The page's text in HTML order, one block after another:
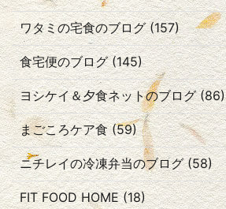
ワタミの宅食のブログ (157)
食宅便のブログ (145)
ヨシケイ＆夕食ネットのブログ (86)
まごころケア食 (59)
ニチレイの冷凍弁当のブログ (58)
FIT FOOD HOME (18)